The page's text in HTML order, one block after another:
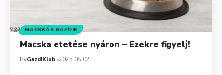
MACSKÁS GAZDIK
Macska etetése nyáron – Ezekre figyelj!
ByGazdiKlub 2025.08.02.